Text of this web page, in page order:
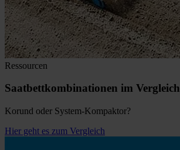
Ressourcen
Saatbettkombinationen im Vergleich
Korund oder System-Kompaktor?
Hier geht es zum Vergleich